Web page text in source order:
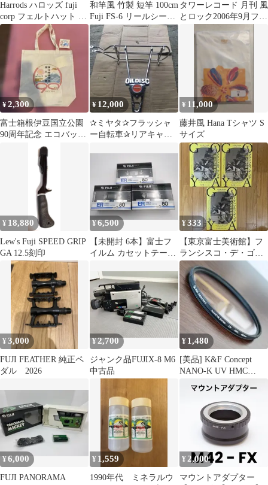
Harrods ハロッズ fuji
corp フェルトハット 帽
子
和竿風 竹製 短竿 100cm
Fuji FS-6 リールシート
穴釣り テトラ竿
タワーレコード 月刊 風
とロック2006年9月フリ
¥2,300
富士箱根伊豆国立公園
90周年記念 エコバッグ
ステッカー付き
¥ 12,000
✰ミヤタ✰フラッシャ
ー自転車✰リアキャリ
¥ 11,000
藤井風 Hana Tシャツ S
サイズ
¥ 18,880
Lew's Fuji SPEED GRIP
GA 12.5刻印
¥6,500
【未開封 6本】富士フ
イルム カセットテープ
¥333
【東京富士美術館】フ
ランシスコ・デ・ゴ
ヤ 四大連作版画展
チラシ３部
¥3,000
FUJI FEATHER 純正ペ
ダル 2026
¥2,700
ジャンク品FUJIX-8 M6
中古品
¥ 1,480
[美品] K&F Concept
NANO-K UV HMC
¥6,000
FUJI PANORAMA
¥ 1,559
1990年代 ミネラルウ
¥ 2,000
マウントアダプター